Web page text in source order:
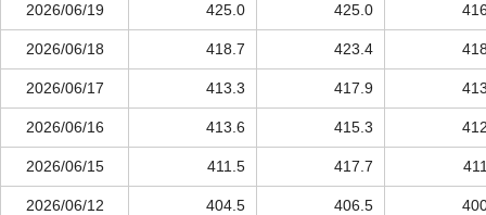
2026/06/19 425.0 425.0
2026/06/18 418.7 423.4
2026/06/17 413.3 417.9
2026/06/16 413.6 415.3
2026/06/15 411.5 417.7
2026/06/12 404.5 406.5